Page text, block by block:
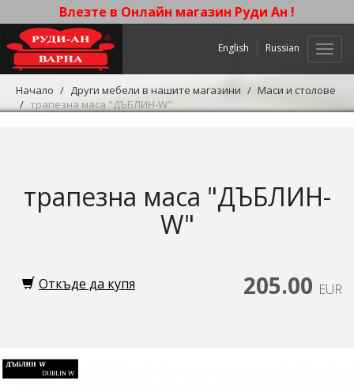
Влезте в Онлайн магазин Руди Ан !
English Russian
Начало Други мебели в нашите магазини
Маси и столове
трапезна маса "ДЪБЛИН-W"
трапезна маса "ДЪБЛИН-
W"
205.00 EUR
Откъде да купя